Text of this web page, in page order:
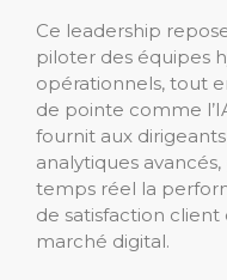
Ce leadership
piloter des équipes
opérationnels, tout
de pointe comme
fournit aux
analytiques
temps réel la
de satisfaction
marché digital.